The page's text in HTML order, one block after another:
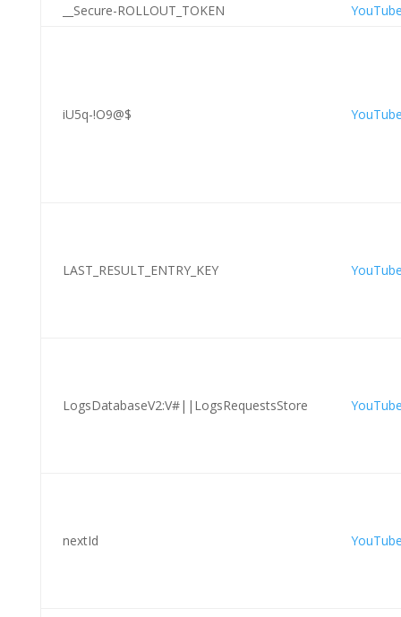
__Secure-ROLLOUT_TOKEN
iU5q-!O9@$
LAST_RESULT_ENTRY_KEY
LogsDatabaseV2:V#||LogsRequestsStore
nextId